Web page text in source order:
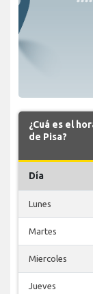
¿Cuá es el
de Pisa?
Día
Lunes
Martes
Miercoles
Jueves